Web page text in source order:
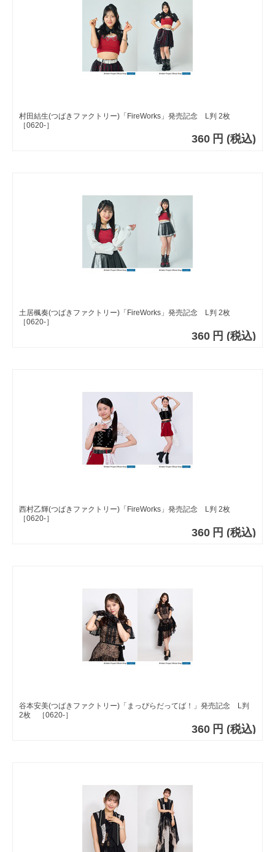
村田結生(つばきファクトリー)「FireWorks」発売記念 L判 2枚
［0620-］
360 円 (税込)
土居楓奏(つばきファクトリー)「FireWorks」発売記念 L判 2枚
［0620-］
360 円 (税込)
西村乙輝(つばきファクトリー)「FireWorks」発売記念 L判 2枚
［0620-］
360 円 (税込)
谷本安美(つばきファクトリー)「まっぴらだってば！」発売記念 L判
2枚 ［0620-］
360 円 (税込)